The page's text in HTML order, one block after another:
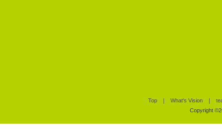
Top ｜ What's Vision ｜
Copyright